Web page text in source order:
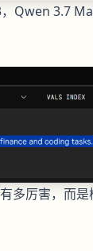
Qwen 3.7
多厉害，而